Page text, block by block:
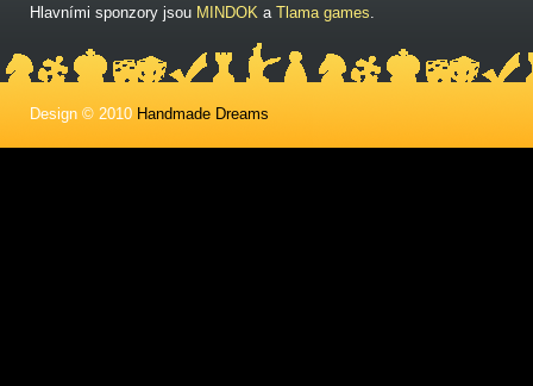
Hlavními sponzory jsou MINDOK a Tlama games.
Design © 2010 Handmade Dreams